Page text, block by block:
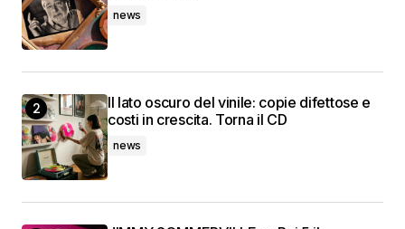
news
Il lato oscuro del vinile: copie difettose e
costi in crescita. Torna il CD
news